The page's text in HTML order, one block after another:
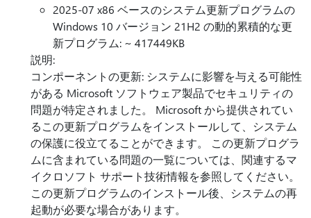
2025-07 x86 ベースのシステム更新プログラムの
Windows 10 バージョン 21H2 の動的累積的な更
新プログラム: ~ 417449KB
説明:
コンポーネントの更新: システムに影響を与える可能性
がある Microsoft ソフトウェア製品でセキュリティの
問題が特定されました。 Microsoft から提供されてい
るこの更新プログラムをインストールして、システム
の保護に役立てることができます。 この更新プログラ
ムに含まれている問題の一覧については、関連するマ
イクロソフト サポート技術情報を参照してください。
この更新プログラムのインストール後、システムの再
起動が必要な場合があります。